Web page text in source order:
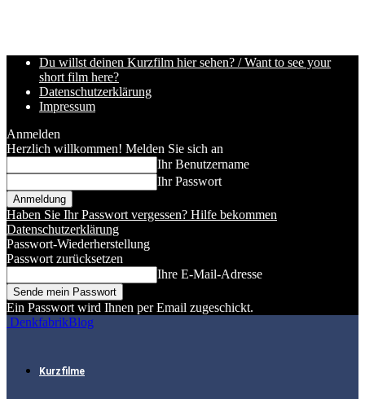
Du willst deinen Kurzfilm hier sehen? / Want to see your
short film here?
Datenschutzerklärung
Impressum
Anmelden
Herzlich willkommen! Melden Sie sich an
Ihr Benutzername
Ihr Passwort
Haben Sie Ihr Passwort vergessen? Hilfe bekommen
Datenschutzerklärung
Passwort-Wiederherstellung
Passwort zurücksetzen
Ihre E-Mail-Adresse
Ein Passwort wird Ihnen per Email zugeschickt.
DenkfabrikBlog
Kurzfilme